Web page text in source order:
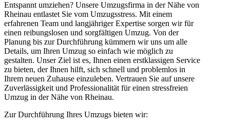
Entspannt umziehen? Unsere Umzugsfirma in der Nähe von
Rheinau entlastet Sie vom Umzugsstress. Mit einem
erfahrenen Team und langjähriger Expertise sorgen wir für
einen reibungslosen und sorgfältigen Umzug. Von der
Planung bis zur Durchführung kümmern wir uns um alle
Details, um Ihren Umzug so einfach wie möglich zu
gestalten. Unser Ziel ist es, Ihnen einen erstklassigen Service
zu bieten, der Ihnen hilft, sich schnell und problemlos in
Ihrem neuen Zuhause einzuleben. Vertrauen Sie auf unsere
Zuverlässigkeit und Professionalität für einen stressfreien
Umzug in der Nähe von Rheinau.
Zur Durchführung Ihres Umzugs bieten wir: